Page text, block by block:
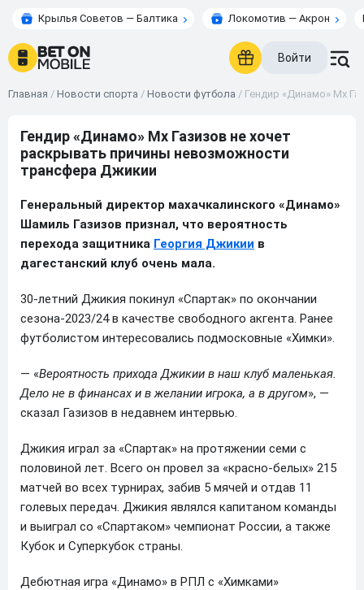
Крылья Советов — Балтика Локомотив — Акрон
Войти
Главная / Новости спорта / Новости футбола / Гендир «Динамо» Мх
Гендир «Динамо» Мх Газизов не хочет
раскрывать причины невозможности
трансфера Джикии
Генеральный директор махачкалинского «Динамо»
Шамиль Газизов признал, что вероятность
перехода защитника Георгия Джикии в
дагестанский клуб очень мала.
30‑летний Джикия покинул «Спартак» по окончании
сезона‑2023/24 в качестве свободного акгента. Ранее
футболистом интересовались подмосковные «Химки».
— «Вероятность прихода Джикии в наш клуб маленькая.
Дело не в финансах и в желании игрока, а в другом», —
сказал Газизов в недавнем интервью.
Джикия играл за «Спартак» на протяжении семи с
половиной лет. Всего он провел за «красно‑белых» 215
матчей во всех турнирах, забив 5 мячей и отдав 11
голевых передач. Джикия являлся капитаном команды
и выиграл со «Спартаком» чемпионат России, а также
Кубок и Суперкубок страны.
Дебютная игра «Динамо» в РПЛ с «Химками»